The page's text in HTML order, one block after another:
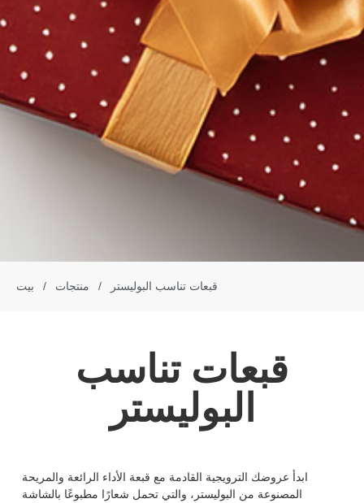
بيت / منتجات / قبعات تناسب البوليستر
قبعات تناسب
البوليستر
ابدأ عروضك الترويجية القادمة مع قبعة الأداء الرائعة والمريحة
المصنوعة من البوليستر، والتي تحمل شعارًا مطبوعًا بالشاشة